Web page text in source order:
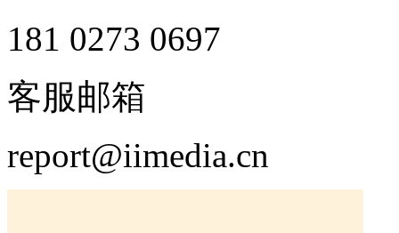
181 0273 0697
客服邮箱
report@iimedia.cn